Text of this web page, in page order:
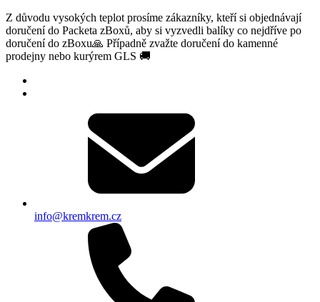
Z důvodu vysokých teplot prosíme zákazníky, kteří si objednávají
doručení do Packeta zBoxů, aby si vyzvedli balíky co nejdříve po
doručení do zBoxu🙏 Případně zvažte doručení do kamenné
prodejny nebo kurýrem GLS 🚚
info@kremkrem.cz